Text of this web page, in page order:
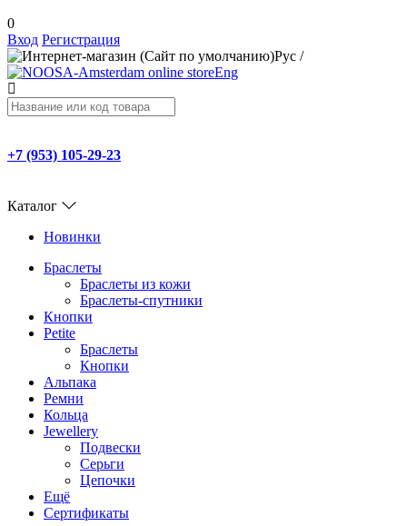
0
Вход Регистрация
Рус /
Eng
+7 (953) 105-29-23
Каталог
Новинки
Браслеты
Браслеты из кожи
Браслеты-спутники
Кнопки
Petite
Браслеты
Кнопки
Альпака
Ремни
Кольца
Jewellery
Подвески
Серьги
Цепочки
Ещё
Сертификаты